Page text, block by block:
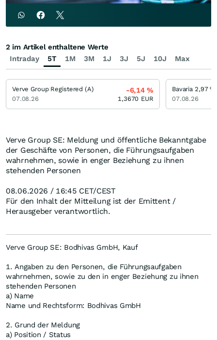
Verve Group SE: Meldung und öffentliche Bekanntgabe
der Geschäfte von Personen, die Führungsaufgaben
wahrnehmen, sowie in enger Beziehung zu ihnen
stehenden Personen
08.06.2026 / 16:45 CET/CEST
Für den Inhalt der Mitteilung ist der Emittent /
Herausgeber verantwortlich.
Verve Group SE: Bodhivas GmbH, Kauf
1. Angaben zu den Personen, die Führungsaufgaben
wahrnehmen, sowie zu den in enger Beziehung zu ihnen
stehenden Personen
a) Name
Name und Rechtsform: Bodhivas GmbH
2. Grund der Meldung
a) Position / Status
Intraday 5T 1M 3M 1J 3J 5J 10J Max
2 im Artikel enthaltene Werte
Verve Group Registered (A)
07.08.26
-6,14%
1,3670 EUR
Bavaria 2,97
07.08.26